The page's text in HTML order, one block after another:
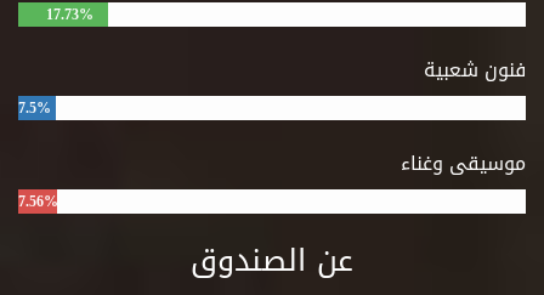
17.73%
فنون شعبية
7.5%
موسيقى وغناء
7.56%
عن الصندوق